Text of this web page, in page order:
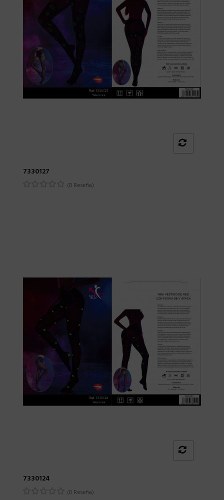
7330127
(0 Reseña)
7330124
(0 Reseña)